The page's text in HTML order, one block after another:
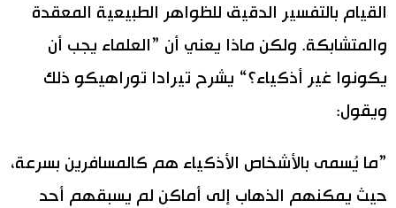
القيام بالتفسير الدقيق للظواهر الطبيعية المعقدة
والمتشابكة. ولكن ماذا يعني أن ”العلماء يجب أن
يكونوا غير أذكياء؟“ يشرح تيرادا توراهيكو ذلك
ويقول:
”ما يُسمى بالأشخاص الأذكياء هم كالمسافرين بسرعة،
حيث يمكنهم الذهاب إلى أماكن لم يسبقهم أحد